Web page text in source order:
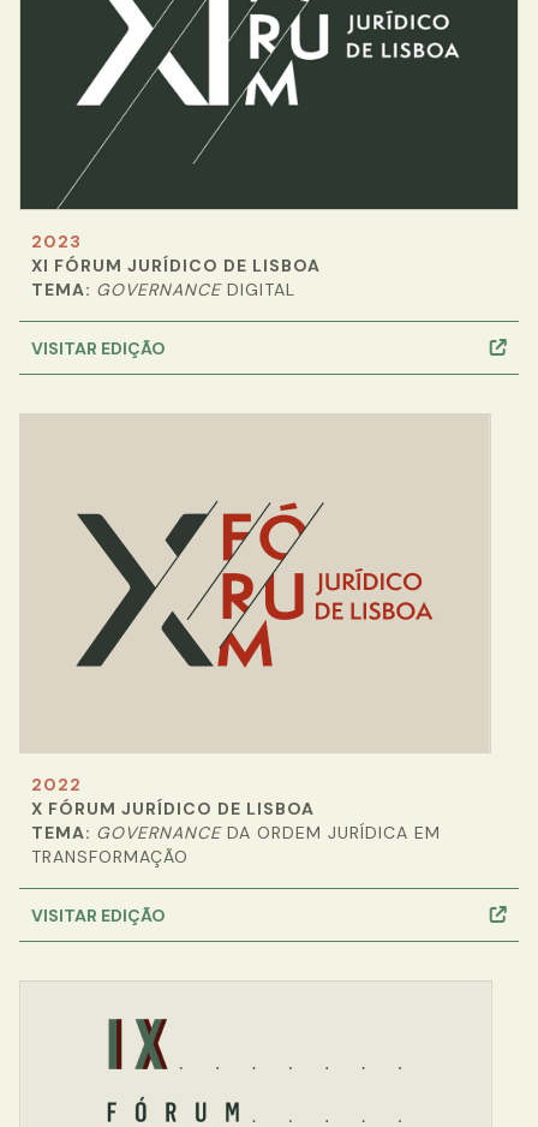
XI FÓRUM JURÍDICO DE LISBOA
2023
TEMA: GOVERNANCEDIGITAL
VISITAR EDIÇÃO
X FÓRUM JURÍDICO DE LISBOA
2022
TEMA: GOVERNANCEDA ORDEM JURÍDICA EM
TRANSFORMAÇÃO
VISITAR EDIÇÃO